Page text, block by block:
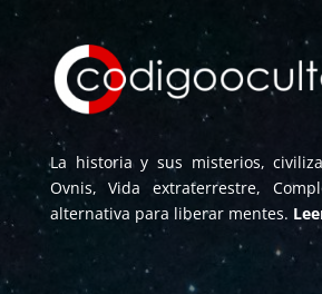
La historia y sus misterios,
Ovnis, Vida extraterrestre,
alternativa para liberar mentes.